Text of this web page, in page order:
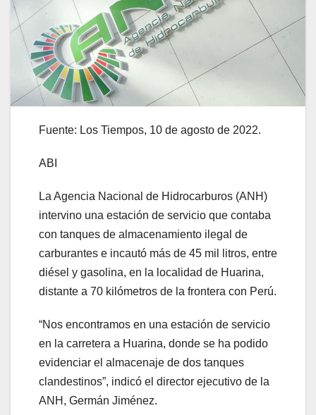
Fuente: Los Tiempos, 10 de agosto de 2022.
ABI
La Agencia Nacional de Hidrocarburos (ANH)
intervino una estación de servicio que contaba
con tanques de almacenamiento ilegal de
carburantes e incautó más de 45 mil litros, entre
diésel y gasolina, en la localidad de Huarina,
distante a 70 kilómetros de la frontera con Perú.
“Nos encontramos en una estación de servicio
en la carretera a Huarina, donde se ha podido
evidenciar el almacenaje de dos tanques
clandestinos”, indicó el director ejecutivo de la
ANH, Germán Jiménez.